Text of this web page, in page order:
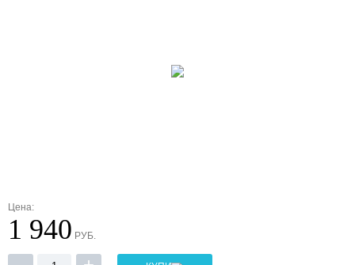
Цена:
1 940 РУБ.